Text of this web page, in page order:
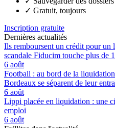
✓ Gratuit, toujours
Inscription gratuite
Dernières actualités
Ils remboursent un crédit pour un
scandale Fiducim touche plus de
6 août
Football : au bord de la
Bordeaux se séparent de leur
6 août
Lippi placée en liquidation : une
emploi
6 août